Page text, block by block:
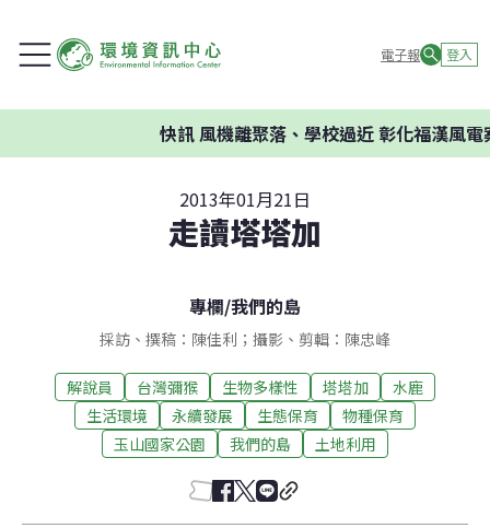
電子報 登入
快訊風機離聚落、學校過近 彰化福漢風電案
2013年01月21日
走讀塔塔加
專欄/我們的島
採訪、撰稿：陳佳利；攝影、剪輯：陳忠峰
解說員 台灣彌猴 生物多樣性 塔塔加
水鹿
生活環境
永續發展 生態保育
物種保育
玉山國家公園
我們的島 土地利用